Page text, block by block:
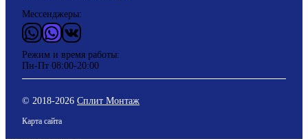
Мессенджеры:
WhatsApp
ViderВКонтакте
Режим и время работы:
Пн-Пт 08:00-20:00
© 2018-2026 Сплит Монтаж
Карта сайта